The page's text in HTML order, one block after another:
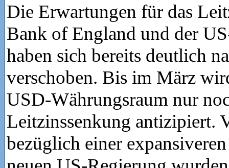
Die Erwartungen für das
Bank of England und der
haben sich bereits deutlich
verschoben. Bis im März
USD-Währungsraum nur
Leitzinssenkung antizipiert.
bezüglich einer